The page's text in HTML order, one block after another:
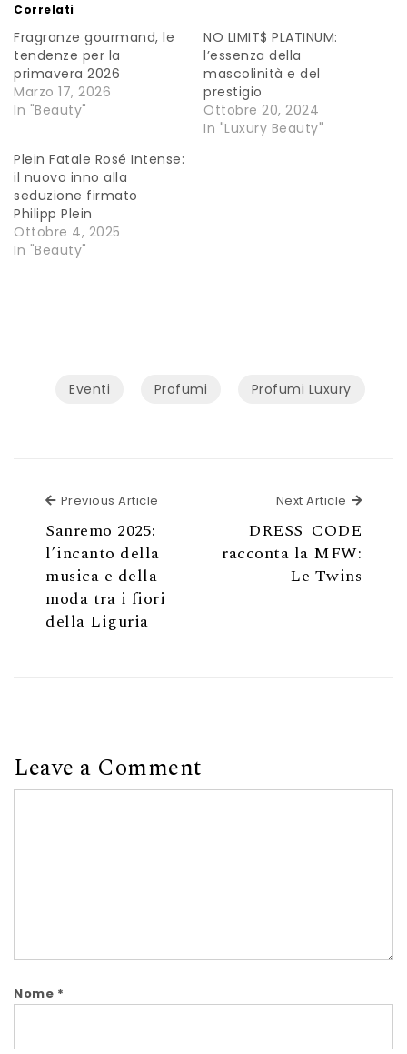
Correlati
Fragranze gourmand, le
tendenze per la
primavera 2026
Marzo 17, 2026
In "Beauty"
NO LIMIT$ PLATINUM:
l’essenza della
mascolinità e del
prestigio
Ottobre 20, 2024
In "Luxury Beauty"
Plein Fatale Rosé Intense:
il nuovo inno alla
seduzione firmato
Philipp Plein
Ottobre 4, 2025
In "Beauty"
Eventi Profumi Profumi Luxury
Previous Article
Sanremo 2025:
l’incanto della
musica e della
moda tra i fiori
della Liguria
Next Article Next
DRESS_CODE
racconta la MFW:
Le Twins
Leave a Comment
Nome *